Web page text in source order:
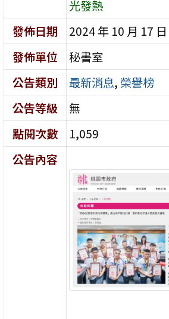
光發熱
發佈日期
2024 年 10 月 17 日
發佈單位
秘書室
公告類別
最新消息, 榮譽榜
公告等級
無
點閱次數
1,059
公告內容